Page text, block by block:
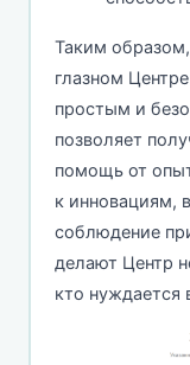
Таким
глазном
простым и
позволяет
помощь от
к инновациям,
соблюдение
делают Центр
кто нуждается